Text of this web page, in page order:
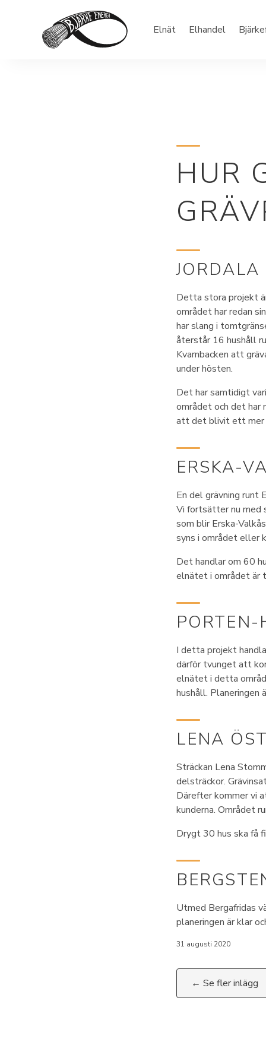
Elnät Elhandel
HUR
JORDALA
Detta stora projekt
området har redan
har slang i
återstår 16 hushåll
Kvarnbacken att
under hösten.
Det har samtidigt
området och det har
att det blivit ett mer
ERSKA-
En del grävning runt
Vi fortsätter nu med
som blir Erska-
syns i området eller
Det handlar om 60
elnätet i området är
PORTEN-
I detta projekt
därför tvunget att
elnätet i detta
hushåll. Planeringen
LENA
Sträckan Lena
delsträckor.
Därefter kommer vi
kunderna. Området
Drygt 30 hus ska få
Utmed Bergafridas
planeringen är klar
31 augusti 2020
← Se fler inlägg